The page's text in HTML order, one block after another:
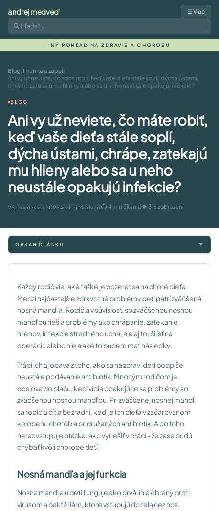
andrejmedveď ☰ Viac
INÝ POHĽAD NA ZDRAVIE A CHOROBU
Blog/Imunita a zápal/
Ani vy už neviete, čo máte robiť, keď vaše dieťa stále soplí, dýcha ústami,
chrápe, zatekajú mu hlieny alebo sa u neho neustále opakujú infekcie?
BLOG
Ani vy už neviete, čo máte robiť,
keď vaše dieťa stále soplí,
dýcha ústami, chrápe, zatekajú
mu hlieny alebo sa u neho
neustále opakujú infekcie?
25. novembra 2025Andrej Medveď⏱ 4 min čítania👁 315 zobrazení
OBSAH ČLÁNKU
Každý rodič vie, aké ťažké je pozerať sa na choré dieťa.
Medzi najčastejšie zdravotné problémy detí patrí zväčšená
nosná mandľa. Rodičia v súvislosti so zväčšenou nosnou
mandľou riešia problémy ako chrápanie, zatekanie
hlienov, infekcie stredného ucha, ale aj to, či ísť na
operáciu alebo nie a aké to budem mať následky.
Trápi ich aj obava z toho, ako sa na zdraví detí podpíše
neustále podávanie antibiotík. Mnohým rodičom je
doslova do plaču, keď vidia opakujúce sa problémy so
zväčšenou nosnou mandľou. Pri zväčšenej nosnej mandli
sa rodičia cítia bezradní, keď je ich dieťa v začarovanom
kolobehu chorôb a pridružených antibiotík. A do toho
neraz vstupuje otázka, ako vyriešiť v práci - že zase budú
chýbať kvôli chorobe detí.
Nosná mandľa a jej funkcia
Nosná mandľa u detí funguje ako prvá línia obrany proti
vírusom a baktériám, ktoré vstupujú do tela cez nos.